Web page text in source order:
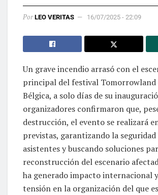
Por LEO VERITAS 16/07/2025 - 22:09
Un grave incendio arrasó con el
principal del festival Tomorrowland
Bélgica, a solo días de su
organizadores confirmaron que,
destrucción, el evento se realizará
previstas, garantizando la seguridad
asistentes y buscando soluciones
reconstrucción del escenario
ha generado impacto internacional
tensión en la organización del que